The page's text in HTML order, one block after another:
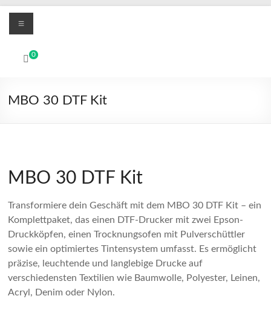
Zum
Inhalt
springen
MBO
UV-
Drucksysteme
Menü
0
MBO 30 DTF Kit
MBO 30 DTF Kit
Transformiere dein Geschäft mit dem MBO 30 DTF Kit – ein
Komplettpaket, das einen DTF-Drucker mit zwei Epson-
Druckköpfen, einen Trocknungsofen mit Pulverschüttler
sowie ein optimiertes Tintensystem umfasst. Es ermöglicht
präzise, leuchtende und langlebige Drucke auf
verschiedensten Textilien wie Baumwolle, Polyester, Leinen,
Acryl, Denim oder Nylon.